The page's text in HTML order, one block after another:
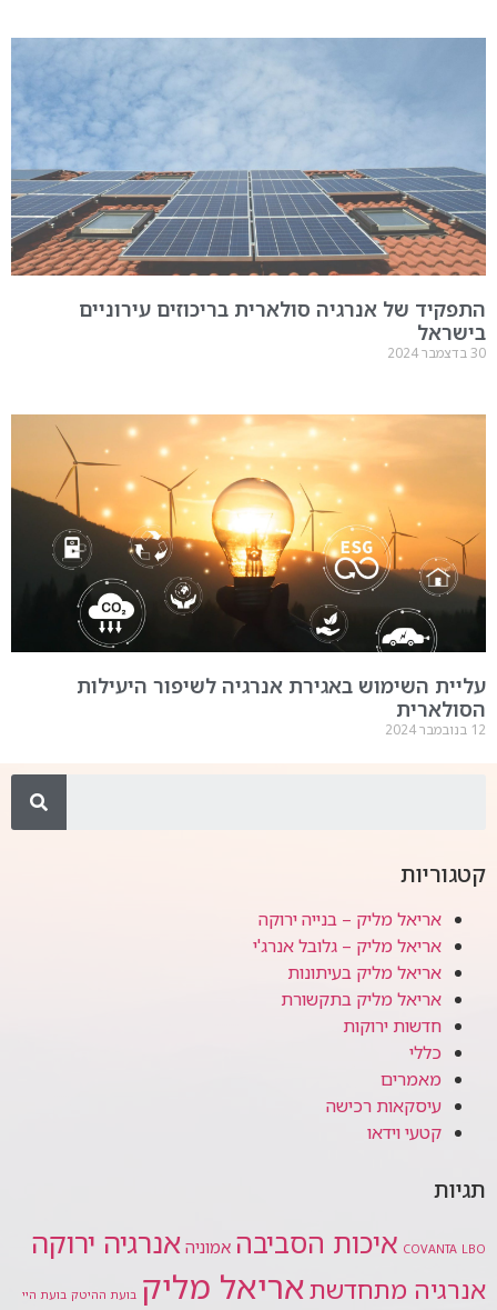
של אנרגיה סולארית בריכוזים עירוניים
השימוש באגירת אנרגיה לשיפור היעילות
אריאל מליק – בנייה ירוקה
אריאל מליק – גלובל אנרג'י
אריאל מליק בעיתונות
אריאל מליק בתקשורת
חדשות ירוקות
כללי
מאמרים
עיסקאות רכישה
קטעי וידאו
COVANTA איכות הסביבה אמוניה אנרגיה ירוקה
מתחדשתאריאל מליק בועת ההיטק בועת היי